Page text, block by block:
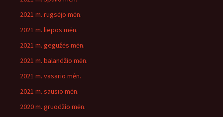
2021 m. rugsėjo mėn.
2021 m. liepos mėn.
2021 m. gegužės mėn.
2021 m. balandžio mėn.
2021 m. vasario mėn.
2021 m. sausio mėn.
2020 m. gruodžio mėn.